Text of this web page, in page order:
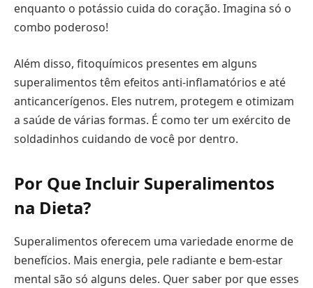
enquanto o potássio cuida do coração. Imagina só o
combo poderoso!
Além disso, fitoquímicos presentes em alguns
superalimentos têm efeitos anti-inflamatórios e até
anticancerígenos. Eles nutrem, protegem e otimizam
a saúde de várias formas. É como ter um exército de
soldadinhos cuidando de você por dentro.
Por Que Incluir Superalimentos
na Dieta?
Superalimentos oferecem uma variedade enorme de
benefícios. Mais energia, pele radiante e bem-estar
mental são só alguns deles. Quer saber por que esses